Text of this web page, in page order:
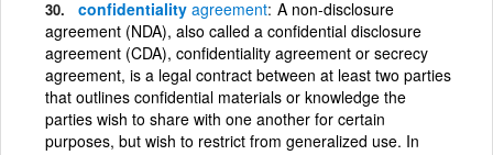
confidentiality agreement A non-disclosure
agreement (NDA), also called a confidential disclosure
agreement (CDA), confidentiality agreement or secrecy
agreement, is a legal contract between at least two parties
that outlines confidential materials or knowledge the
parties wish to share with one another for certain
purposes, but wish to restrict from generalized use. In